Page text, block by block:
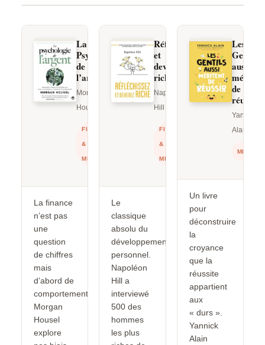
La
Psychologie
de
l’argent
Morgan
Housel
FINANCE
&
MINDSET
La finance
n’est pas
une
question
de chiffres
mais
d’abord de
comportement.
Morgan
Housel
explore
Réfléchissez
et
devenez
riche
Napoleon
Hill
FINANCE
&
MINDSET
Le
classique
absolu du
développement
personnel.
Napoléon
Hill a
interviewé
500 des
hommes
les plus
Les
Gentils
aussi
méritent
de
réussir
Yannick
Alain
Un livre
pour
déconstruire
la
croyance
que la
réussite
appartient
aux
« durs ».
Yannick
Alain